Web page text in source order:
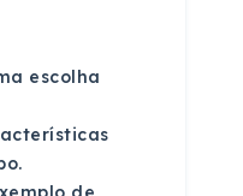
escolha